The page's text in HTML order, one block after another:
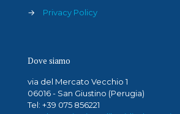
→
Privacy Policy
Dove siamo
via del Mercato Vecchio 1
06016 - San Giustino (Perugia)
Tel: +39 075 856221